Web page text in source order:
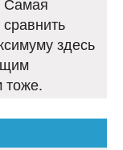
здесь
тоже.